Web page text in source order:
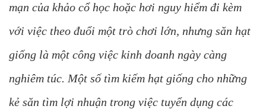
mạn của khảo cổ học hoặc hơi nguy hiểm đi kèm
với việc theo đuổi một trò chơi lớn, nhưng săn hạt
giống là một công việc kinh doanh ngày càng
nghiêm túc. Một số tìm kiếm hạt giống cho những
kẻ săn tìm lợi nhuận trong việc tuyển dụng các